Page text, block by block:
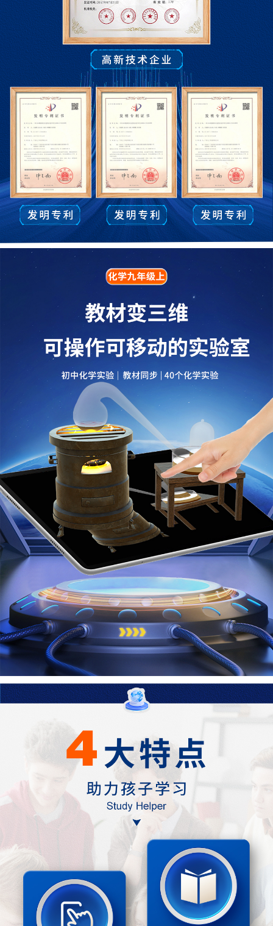
到实验室去：氧气的实验室制取与性质
第五单元定量研究化学反应
第一节化学反应中的质量守恒
第二节化学反应的表示
第三节化学反应中的有关计算
到实验室去：探究燃烧的条件
第六单元 燃烧与燃料
第一节燃烧与灭火
第二节化石燃料的利用
第三节大自然中的二氧化碳
到实验室去：二氧化碳的实验室制取与性质
第一章 大家都来学化学
1.1身边的化学
1.2化学实验之旅
1.3物质的变化
1.4物质性质的探究
第二章 空气、物质的构成
2.1空气的成分
2.2构成物质的微粒（Ⅰ）——分子
2.3构成物质的微粒（Ⅱ）——原子和离子
2.4辨别物质的元素组成
第三章 维持生命之气——氧气
3.1氧气的性质和用途
3.2制取氧气
3.4物质组成的表示式
第四章 生命之源——水
4.1我们的水资源
4.3质量守恒定律
4.4化学方程式
第五章 燃料